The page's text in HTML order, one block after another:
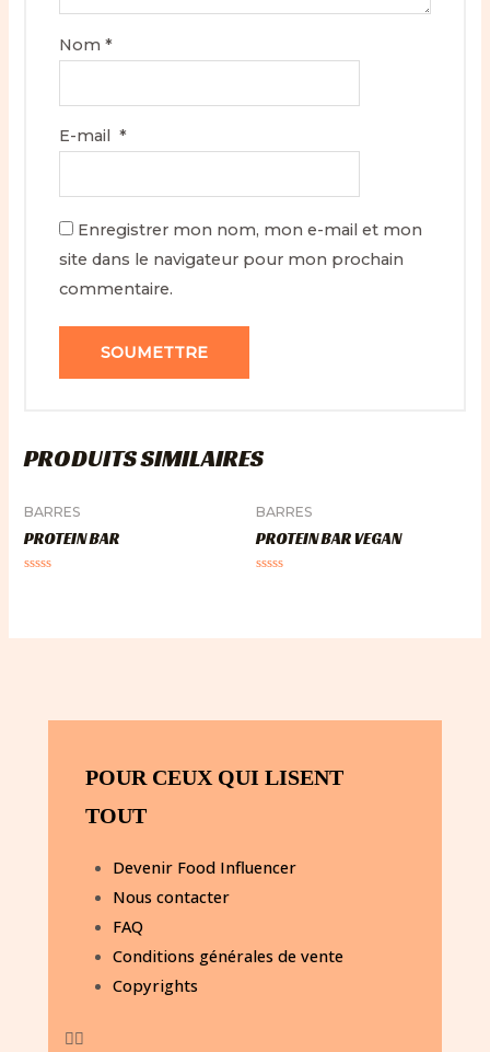
Nom *
E-mail *
Enregistrer mon nom, mon e-mail et mon
site dans le navigateur pour mon prochain
commentaire.
PRODUITS SIMILAIRES
BARRES
PROTEIN BAR
BARRES
PROTEIN BAR VEGAN
POUR CEUX QUI LISENT
TOUT
Devenir Food Influencer
Nous contacter
FAQ
Conditions générales de vente
Copyrights